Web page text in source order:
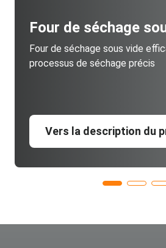
Four de séchage
Four de séchage sous vide
processus de séchage précis
Vers la description du